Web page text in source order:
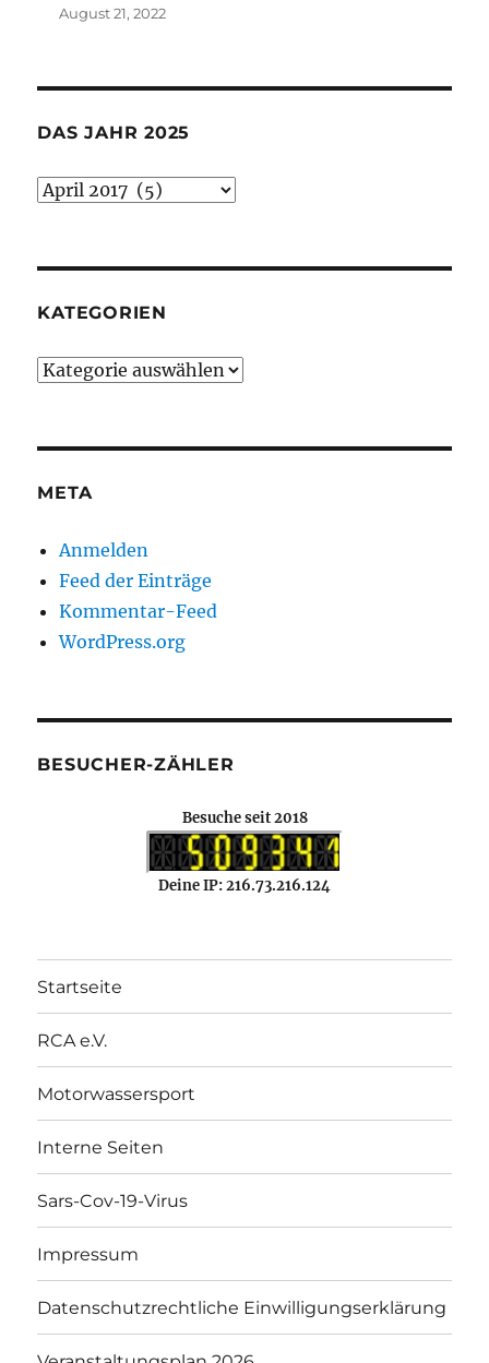
August 21, 2022
DAS JAHR 2025
Das
KATEGORIEN
Kategorien
META
Anmelden
Feed der Einträge
Kommentar-Feed
WordPress.org
BESUCHER-ZÄHLER
Besuche seit 2018
Deine IP: 216.73.216.124
Startseite
RCA e.V.
Motorwassersport
Interne Seiten
Sars-Cov-19-Virus
Impressum
Datenschutzrechtliche Einwilligungserklärung